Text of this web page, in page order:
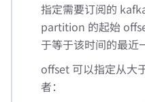
指定需要订阅的
partition 的起始
于等于该时间的最近
offset 可以指定从大
者：